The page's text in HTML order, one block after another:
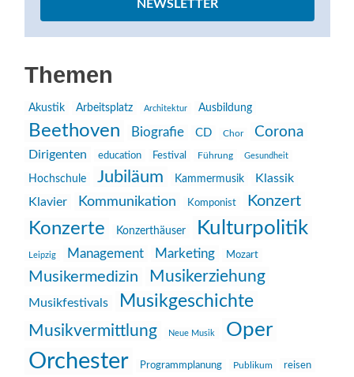
NEWSLETTER
Themen
Akustik Arbeitsplatz Architektur Ausbildung
Beethoven Biografie CD Chor Corona
Dirigenten education Festival Führung Gesundheit
Hochschule Jubiläum Kammermusik
Klassik
Klavier
Kommunikation Komponist Konzert
Konzerte Konzerthäuser Kulturpolitik
Leipzig Management Marketing Mozart
Musikermedizin Musikerziehung
Musikfestivals Musikgeschichte
Musikvermittlung Neue Musik Oper
Orchester Programmplanung Publikum reisen